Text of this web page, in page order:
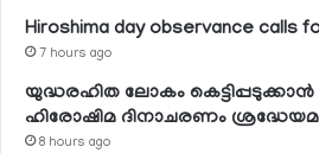
Hiroshima day observance calls
7 hours ago
യുദ്ധരഹിത ലോകം
ഹിരോഷിമ ദിനാചരണം
8 hours ago